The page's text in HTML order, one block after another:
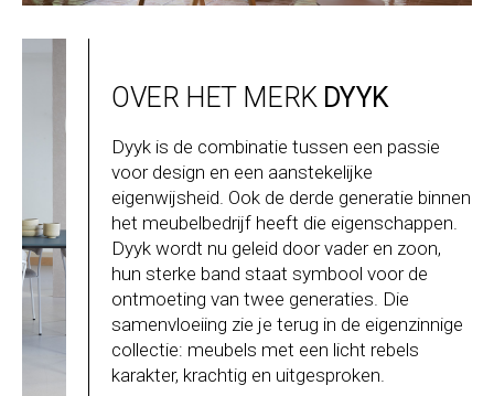
OVER HET MERK DYYK
Dyyk is de combinatie tussen een passie
voor design en een aanstekelijke
eigenwijsheid. Ook de derde generatie binnen
het meubelbedrijf heeft die eigenschappen.
Dyyk wordt nu geleid door vader en zoon,
hun sterke band staat symbool voor de
ontmoeting van twee generaties. Die
samenvloeiing zie je terug in de eigenzinnige
collectie: meubels met een licht rebels
karakter, krachtig en uitgesproken.